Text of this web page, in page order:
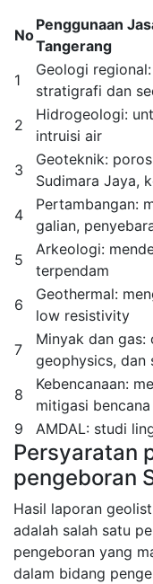
No
Penggunaan
Tangerang
1
Geologi
stratigrafi dan
2
Hidrogeologi:
intruisi air
3
Geoteknik:
Sudimara Jaya,
4
Pertambangan:
galian,
5
Arkeologi:
terpendam
6
Geothermal:
low resistivity
7
Minyak dan
geophysics, dan
8
Kebencanaan:
mitigasi
9
AMDAL: studi
Persyaratan
pengeboran
Hasil laporan
adalah salah satu
pengeboran yang
dalam bidang